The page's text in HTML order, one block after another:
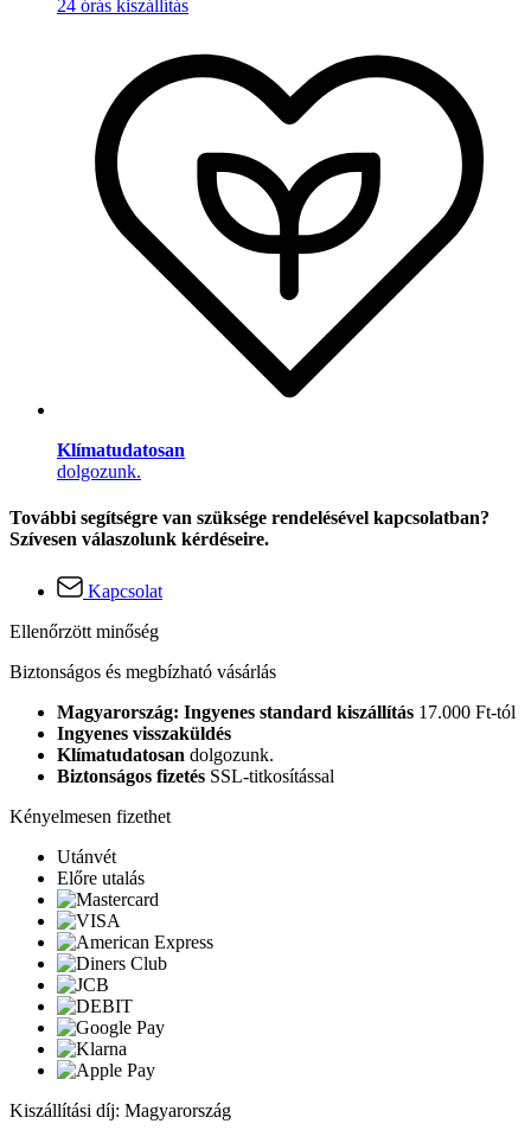
24 órás kiszállítás
Klímatudatosan
dolgozunk.
További segítségre van szüksége rendelésével kapcsolatban?
Szívesen válaszolunk kérdéseire.
Kapcsolat
Ellenőrzött minőség
Biztonságos és megbízható vásárlás
Magyarország: Ingyenes standard kiszállítás 17.000 Ft-tól
Ingyenes visszaküldés
Klímatudatosan dolgozunk.
Biztonságos fizetés SSL-titkosítással
Kényelmesen fizethet
Utánvét
Előre utalás
Kiszállítási díj: Magyarország